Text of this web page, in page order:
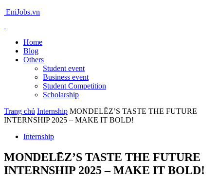
EniJobs.vn
Home
Blog
Others
Student event
Business event
Student Competition
Scholarship
Trang chủ Internship MONDELĒZ’S TASTE THE FUTURE
INTERNSHIP 2025 – MAKE IT BOLD!
Internship
MONDELĒZ’S TASTE THE FUTURE
INTERNSHIP 2025 – MAKE IT BOLD!